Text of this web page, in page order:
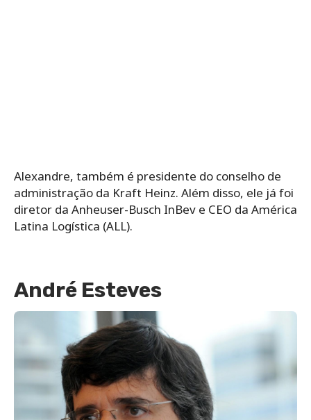
Alexandre, também é presidente do conselho de
administração da Kraft Heinz. Além disso, ele já foi
diretor da Anheuser-Busch InBev e CEO da América
Latina Logística (ALL).
André Esteves